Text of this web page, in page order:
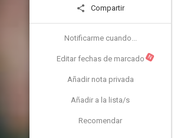
Compartir
Notificarme cuando...
Editar fechas de marcado N
Añadir nota privada
Añadir a la lista/s
Recomendar